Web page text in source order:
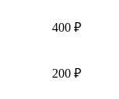
400 ₽
200 ₽